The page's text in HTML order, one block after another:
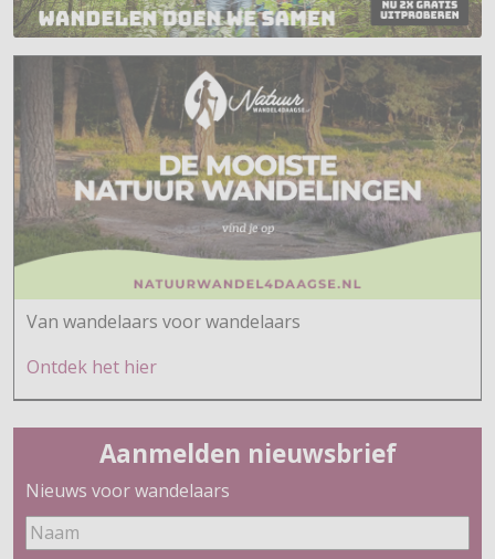
Van wandelaars voor wandelaars
Ontdek het hier
Aanmelden nieuwsbrief
Nieuws voor wandelaars